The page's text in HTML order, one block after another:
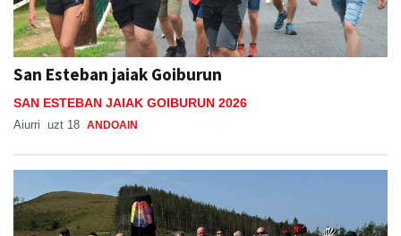
San Esteban jaiak Goiburun
SAN ESTEBAN JAIAK GOIBURUN 2026
Aiurri uzt 18 ANDOAIN